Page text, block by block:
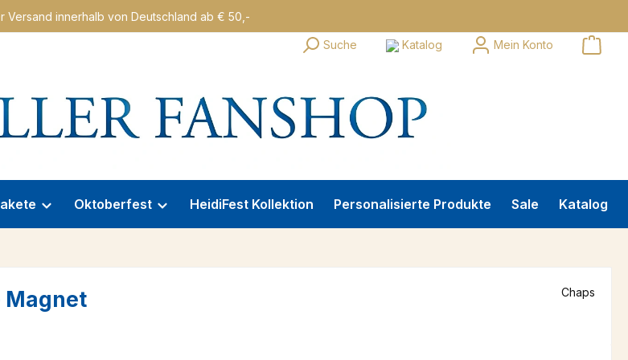
Versand innerhalb von Deutschland ab € 50,-
Suche Katalog Mein Konto
Oktoberfest HeidiFest Kollektion Personalisierte Produkte Sale Katalog
Magnet Chaps